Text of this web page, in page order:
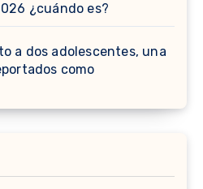
¿cuándo es?
a dos adolescentes, una
como